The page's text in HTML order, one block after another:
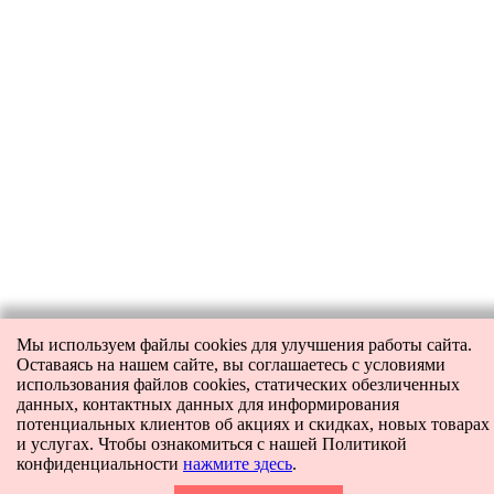
Мы используем файлы cookies для улучшения работы сайта.
Оставаясь на нашем сайте, вы соглашаетесь с условиями
использования файлов cookies, статических обезличенных
данных, контактных данных для информирования
потенциальных клиентов об акциях и скидках, новых товарах
и услугах. Чтобы ознакомиться с нашей Политикой
конфиденциальности нажмите здесь.